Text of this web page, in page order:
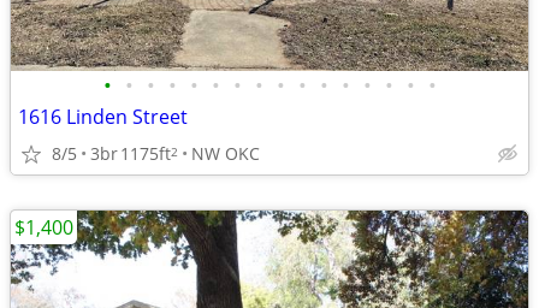
• • • • • • • • • • • • • • • •
1616 Linden Street
8/5 3br1175ft2 NW OKC
$1,400